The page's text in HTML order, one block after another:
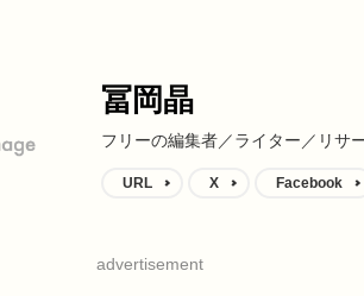
冨岡晶
フリーの編集者／ライター／リサ
URL X Facebook
advertisement